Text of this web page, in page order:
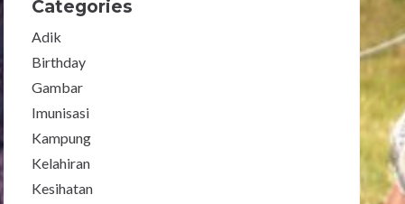
Categories
Adik
Birthday
Gambar
Imunisasi
Kampung
Kelahiran
Kesihatan